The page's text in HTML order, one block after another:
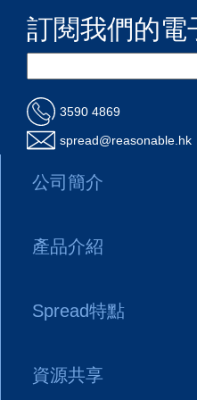
訂閱我們的電
3590 4869
spread@reasonable.hk
公司簡介
產品介紹
Spread特點
資源共享